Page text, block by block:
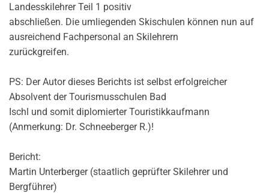
Landesskilehrer Teil 1 positiv
abschließen. Die umliegenden Skischulen können nun auf
ausreichend Fachpersonal an Skilehrern
zurückgreifen.
PS: Der Autor dieses Berichts ist selbst erfolgreicher
Absolvent der Tourismusschulen Bad
Ischl und somit diplomierter Touristikkaufmann
(Anmerkung: Dr. Schneeberger R.)!
Bericht:
Martin Unterberger (staatlich geprüfter Skilehrer und
Bergführer)